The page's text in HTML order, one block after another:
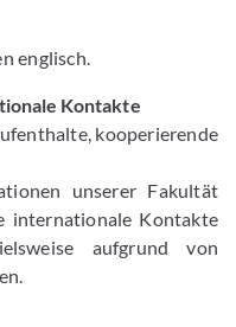
englisch.
Kontakte
kooperierende
unserer Fakultät
internationale Kontakte
aufgrund von